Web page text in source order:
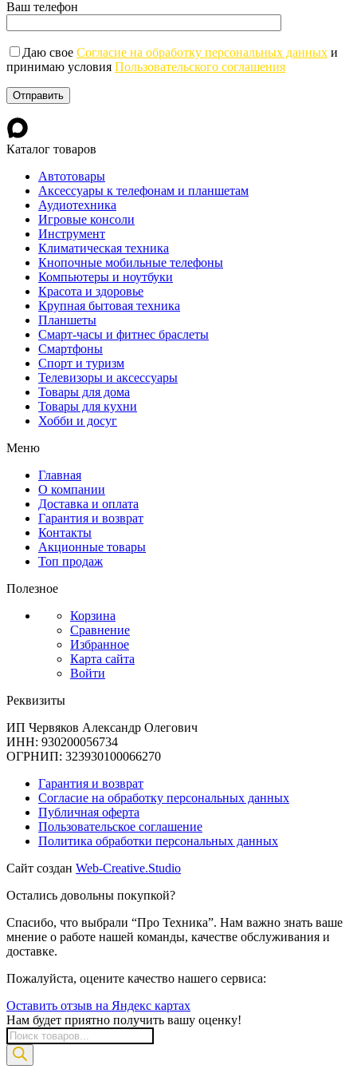
Ваш телефон
Даю свое Согласие на обработку персональных данных и
принимаю условия Пользовательского соглашения
Каталог товаров
Автотовары
Аксессуары к телефонам и планшетам
Аудиотехника
Игровые консоли
Инструмент
Климатическая техника
Кнопочные мобильные телефоны
Компьютеры и ноутбуки
Красота и здоровье
Крупная бытовая техника
Планшеты
Смарт-часы и фитнес браслеты
Смартфоны
Спорт и туризм
Телевизоры и аксессуары
Товары для дома
Товары для кухни
Хобби и досуг
Меню
Главная
О компании
Доставка и оплата
Гарантия и возврат
Контакты
Акционные товары
Топ продаж
Полезное
Корзина
Сравнение
Избранное
Карта сайта
Войти
Реквизиты
ИП Червяков Александр Олегович
ИНН: 930200056734
ОГРНИП: 323930100066270
Гарантия и возврат
Согласие на обработку персональных данных
Публичная оферта
Пользовательское соглашение
Политика обработки персональных данных
Сайт создан Web-Creative.Studio
Остались довольны покупкой?
Спасибо, что выбрали “Про Техника”. Нам важно знать ваше
мнение о работе нашей команды, качестве обслуживания и
доставке.
Пожалуйста, оцените качество нашего сервиса:
Оставить отзыв на Яндекс картах
Нам будет приятно получить вашу оценку!
Поиск
товаров